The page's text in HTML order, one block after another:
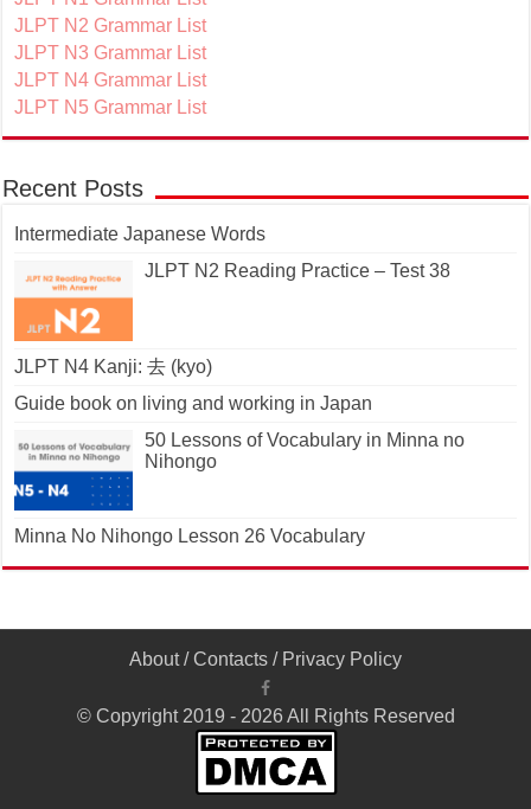
JLPT N2 Grammar List
JLPT N3 Grammar List
JLPT N4 Grammar List
JLPT N5 Grammar List
Recent Posts
Intermediate Japanese Words
JLPT N2 Reading Practice – Test 38
JLPT N4 Kanji: 去 (kyo)
Guide book on living and working in Japan
50 Lessons of Vocabulary in Minna no
Nihongo
Minna No Nihongo Lesson 26 Vocabulary
About/Contacts / Privacy Policy
© Copyright 2019 - 2026 All Rights Reserved